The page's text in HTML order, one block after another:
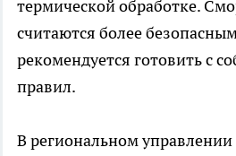
термической обработке.
считаются более
рекомендуется готовить с
правил.
В региональном управлении